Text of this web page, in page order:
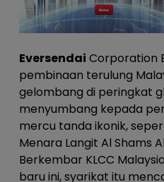
Eversendai Corporation
pembinaan terulung
gelombang di peringkat
menyumbang kepada
mercu tanda ikonik,
Menara Langit Al Shams
Berkembar KLCC
baru ini, syarikat itu